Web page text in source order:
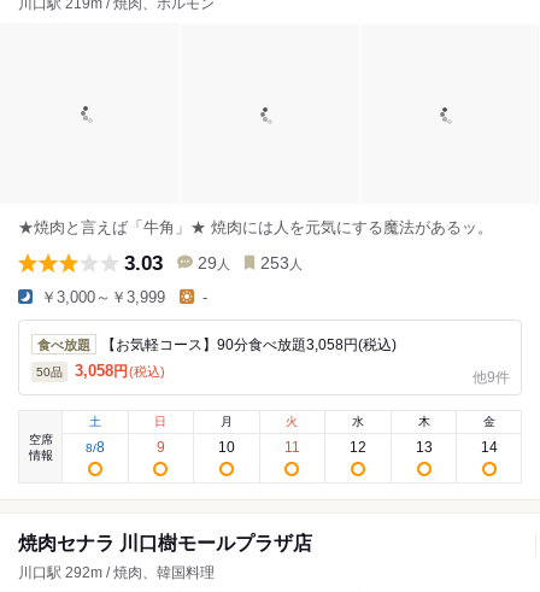
川口駅 219m / 焼肉、ホルモン
★焼肉と言えば「牛角」★ 焼肉には人を元気にする魔法があるッ。
3.03 29 人 253 人
￥3,000～￥3,999 -
食べ放題 【お気軽コース】90分食べ放題3,058円(税込)
50品 3,058円 (税込) 他9件
空席
情報
土
8/8
日
9
月
10
火
11
水
12
木
13
金
14
焼肉セナラ 川口樹モールプラザ店
川口駅 292m / 焼肉、韓国料理